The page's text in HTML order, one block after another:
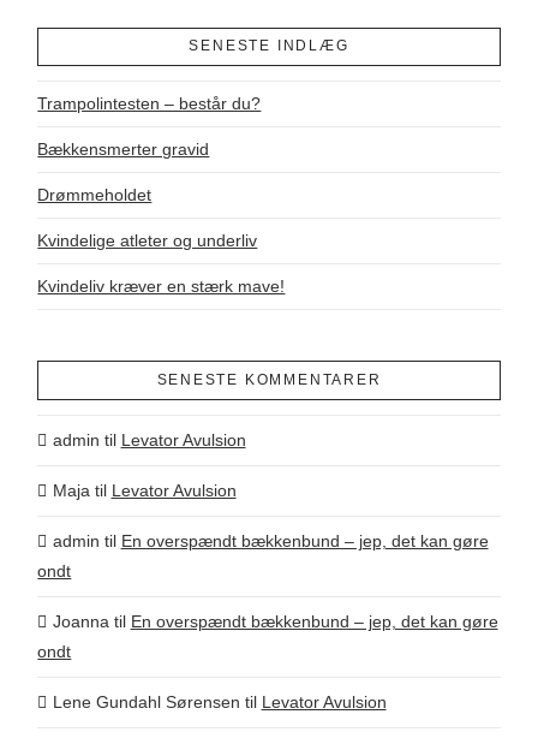
SENESTE INDLÆG
Trampolintesten – består du?
Bækkensmerter gravid
Drømmeholdet
Kvindelige atleter og underliv
Kvindeliv kræver en stærk mave!
SENESTE KOMMENTARER
admin til Levator Avulsion
Maja til Levator Avulsion
admin til En overspændt bækkenbund – jep, det kan gøre
ondt
Joanna til En overspændt bækkenbund – jep, det kan gøre
ondt
Lene Gundahl Sørensen til Levator Avulsion